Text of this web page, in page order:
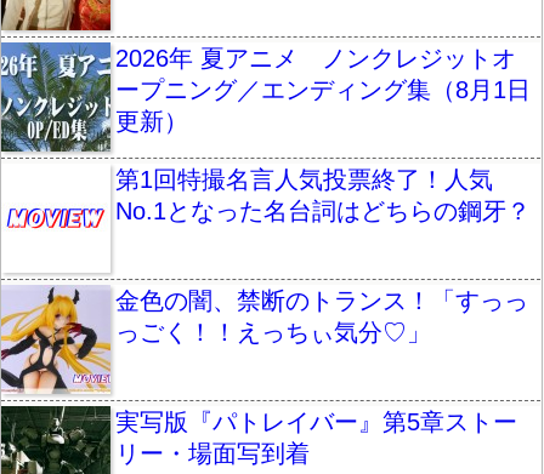
2026年 夏アニメ ノンクレジットオ
ープニング／エンディング集（8月1日
更新）
第1回特撮名言人気投票終了！人気
No.1となった名台詞はどちらの鋼牙？
金色の闇、禁断のトランス！「すっっ
っごく！！えっちぃ気分♡」
実写版『パトレイバー』第5章ストー
リー・場面写到着